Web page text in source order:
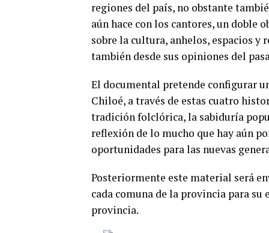
regiones del país, no obstante
aún hace con los cantores, un doble
sobre la cultura, anhelos, espacios
también desde sus opiniones del
El documental pretende configurar
Chiloé, a través de estas cuatro
tradición folclórica, la sabiduría
reflexión de lo mucho que hay aún
oportunidades para las nuevas
Posteriormente este material será
cada comuna de la provincia para
provincia.